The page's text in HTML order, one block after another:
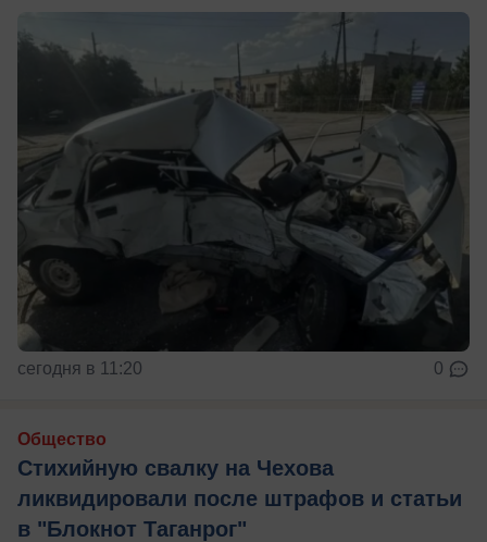
сегодня в 11:20 0
Общество
Стихийную свалку на Чехова
ликвидировали после штрафов и статьи
в "Блокнот Таганрог"